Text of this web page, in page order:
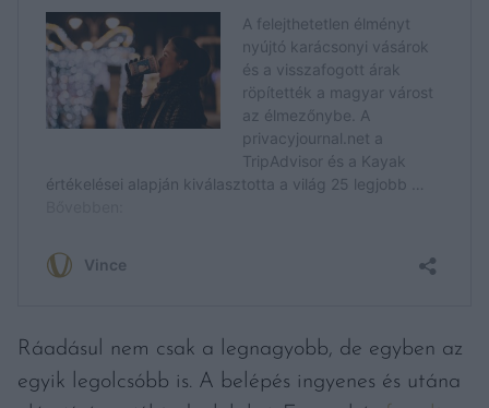
Ráadásul nem csak a legnagyobb, de egyben az
egyik legolcsóbb is. A belépés ingyenes és utána